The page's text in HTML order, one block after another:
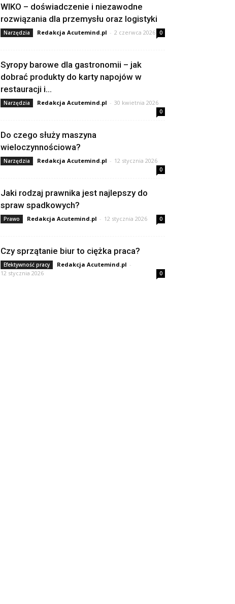
WIKO – doświadczenie i niezawodne
rozwiązania dla przemysłu oraz logistyki
Narzędzia Redakcja Acutemind.pl - 2 czerwca 2026 0
Syropy barowe dla gastronomii – jak
dobrać produkty do karty napojów w
restauracji i...
Narzędzia Redakcja Acutemind.pl - 30 kwietnia 2026
0
Do czego służy maszyna
wieloczynnościowa?
Narzędzia Redakcja Acutemind.pl - 12 stycznia 2026
0
Jaki rodzaj prawnika jest najlepszy do
spraw spadkowych?
Prawo Redakcja Acutemind.pl - 12 stycznia 2026 0
Czy sprzątanie biur to ciężka praca?
Efektywność pracy Redakcja Acutemind.pl -
12 stycznia 2026
0